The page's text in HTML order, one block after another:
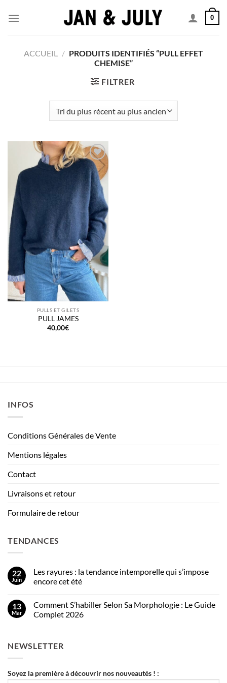
0
ACCUEIL / PRODUITS IDENTIFIÉS “PULL EFFET
CHEMISE”
FILTRER
Add to
wishlist
PULLS ET GILETS
PULL JAMES
40,00€
INFOS
Conditions Générales de Vente
Mentions légales
Contact
Livraisons et retour
Formulaire de retour
TENDANCES
22
Juin
Les rayures : la tendance intemporelle qui s’impose
encore cet été
13
Mar
Comment S’habiller Selon Sa Morphologie : Le Guide
Complet 2026
NEWSLETTER
Soyez la première à découvrir nos nouveautés ! :